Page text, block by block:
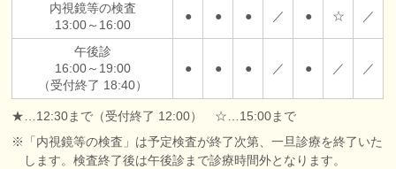
内視鏡等の検査
13:00～16:00
● ● ● ／ ● ☆ ／
午後診
16:00～19:00
（受付終了 18:40）
● ● ● ／ ● ／ ／
★…12:30まで（受付終了 12:00） ☆…15:00まで
※「内視鏡等の検査」は予定検査が終了次第、一旦診療を終了いた
します。検査終了後は午後診まで診療時間外となります。